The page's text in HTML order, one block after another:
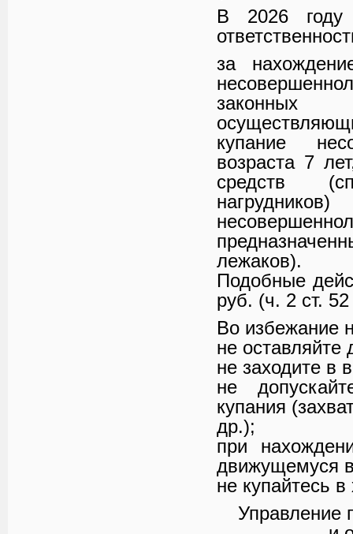
В 2026 году
за
законных
купание
возраста 7
средств
лежаков).
Подобные
руб. (ч. 2 ст.
Во избежание
не оставляйте
не заходите в
не
купания
др.);
при
движущемуся
не купайтесь
Управление